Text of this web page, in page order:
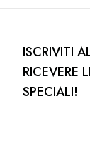
ISCRIVITI
RICEVERE
SPECIALI!